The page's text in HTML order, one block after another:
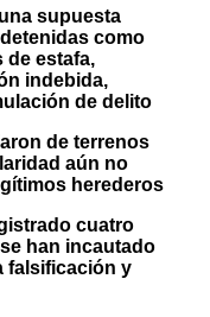
supuesta
como
de estafa,
indebida,
de delito
de terrenos
aún no
herederos
cuatro
han incautado
falsificación y